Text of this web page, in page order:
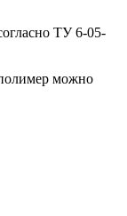
ТУ 6-05-
можно